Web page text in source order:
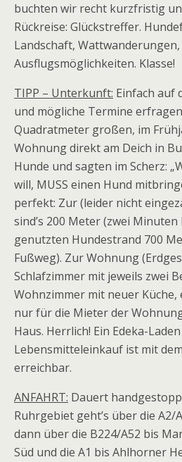
buchten wir recht kurzfristig
Rückreise: Glückstreffer.
Landschaft, Wattwanderungen,
Ausflugsmöglichkeiten. Klasse!
TIPP – Unterkunft: Einfach auf
und mögliche Termine
Quadratmeter großen, im
Wohnung direkt am Deich in
Hunde und sagten im Scherz:
will, MUSS einen Hund
perfekt: Zur (leider nicht
sind’s 200 Meter (zwei Minuten
genutzten Hundestrand 700
Fußweg). Zur Wohnung
Schlafzimmer mit jeweils zwei
Wohnzimmer mit neuer
nur für die Mieter der
Haus. Herrlich! Ein Edeka-
Lebensmitteleinkauf ist mit
erreichbar.
ANFAHRT: Dauert
Ruhrgebiet geht’s über die A2/
dann über die B224/A52 bis
Süd und die A1 bis Ahlhorner